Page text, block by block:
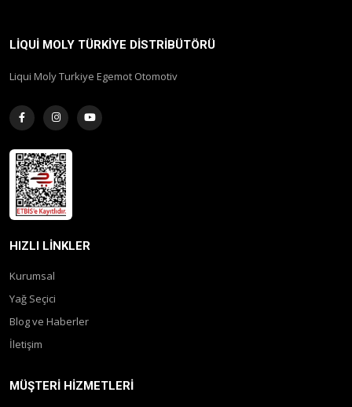
LIQUI MOLY TÜRKIYE DISTRIBÜTÖRÜ
Liqui Moly Turkiye Egemot Otomotiv
HIZLI LINKLER
Kurumsal
Yağ Seçici
Blog ve Haberler
İletişim
MÜŞTERI HIZMETLERI